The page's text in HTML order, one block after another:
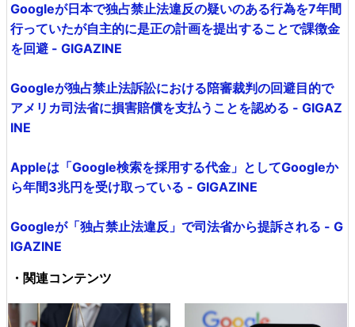
Googleが日本で独占禁止法違反の疑いのある行為を7年間
行っていたが自主的に是正の計画を提出することで課徴金
を回避 - GIGAZINE
Googleが独占禁止法訴訟における陪審裁判の回避目的で
アメリカ司法省に損害賠償を支払うことを認める - GIGAZ
INE
Appleは「Google検索を採用する代金」としてGoogleか
ら年間3兆円を受け取っている - GIGAZINE
Googleが「独占禁止法違反」で司法省から提訴される - G
IGAZINE
・関連コンテンツ